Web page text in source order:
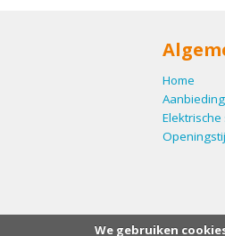
Home
We gebruiken